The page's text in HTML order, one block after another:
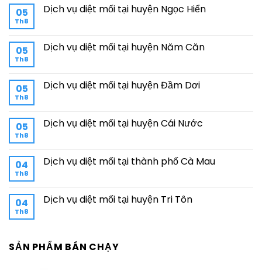
05
Th8
Dịch vụ diệt mối tại huyện Ngọc Hiển
05
Th8
Dịch vụ diệt mối tại huyện Năm Căn
05
Th8
Dịch vụ diệt mối tại huyện Đầm Dơi
05
Th8
Dịch vụ diệt mối tại huyện Cái Nước
04
Th8
Dịch vụ diệt mối tại thành phố Cà Mau
04
Th8
Dịch vụ diệt mối tại huyện Tri Tôn
SẢN PHẨM BÁN CHẠY